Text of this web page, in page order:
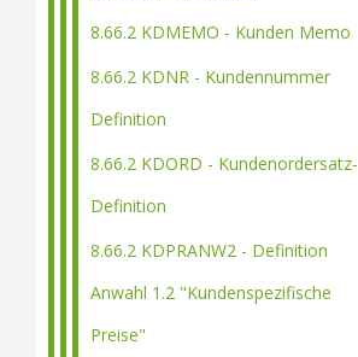
8.66.2 KDMEMO - Kunden Memo
8.66.2 KDNR - Kundennummer
Definition
8.66.2 KDORD - Kundenordersatz-
Definition
8.66.2 KDPRANW2 - Definition
Anwahl 1.2 "Kundenspezifische
Preise"